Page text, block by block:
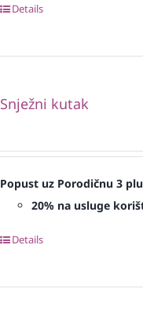
Details
Snježni kutak
Popust uz Porodičnu 3
20% na usluge
Details